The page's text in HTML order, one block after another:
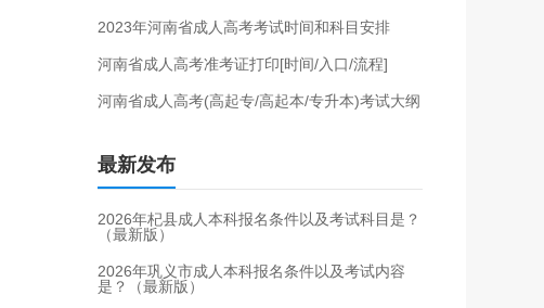
2023年河南省成人高考考试时间和科目安排
河南省成人高考准考证打印[时间/入口/流程]
河南省成人高考(高起专/高起本/专升本)考试大纲
最新发布
2026年杞县成人本科报名条件以及考试科目是？
（最新版）
2026年巩义市成人本科报名条件以及考试内容
是？（最新版）